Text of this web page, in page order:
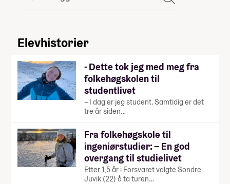
Elevhistorier
- Dette tok jeg med meg fra
folkehøgskolen til
studentlivet
– I dag er jeg student. Samtidig er det
tre år siden…
Fra folkehøgskole til
ingeniørstudier: – En god
overgang til studielivet
Etter 1,5 år i Forsvaret valgte Sondre
Juvik (22) å ta turen…